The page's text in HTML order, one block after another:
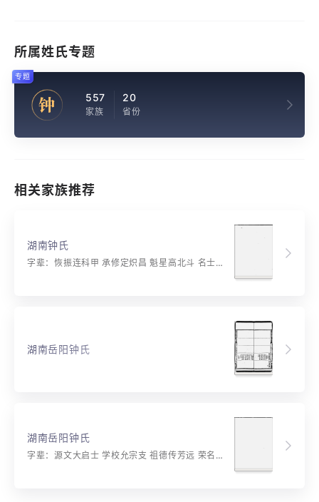
所属姓氏专题
钟 557
家族
20
省份
专题
相关家族推荐
湖南钟氏
字辈：恢振连科甲 承修定炽昌 魁星高北斗 名士耀南唐 礼乐家声远 诗书世德长
湖南岳阳钟氏
湖南岳阳钟氏
字辈：源文大启士 学校允宗支 祖德传芳远 荣名及世嗣 家声恒克振 立品自逢时 燕翼光昌盛 诗书万代贻